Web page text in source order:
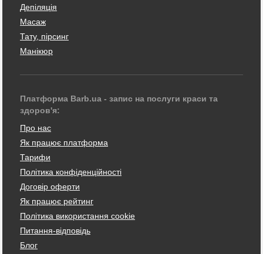
Депіляція
Масаж
Тату, пірсинг
Манікюр
Платформа Barb.ua - запис на послуги краси та
здоров'я:
Про нас
Як працює платформа
Тарифи
Політика конфіденційності
Договір оферти
Як працює рейтинг
Політика використання cookie
Питання-відповідь
Блог